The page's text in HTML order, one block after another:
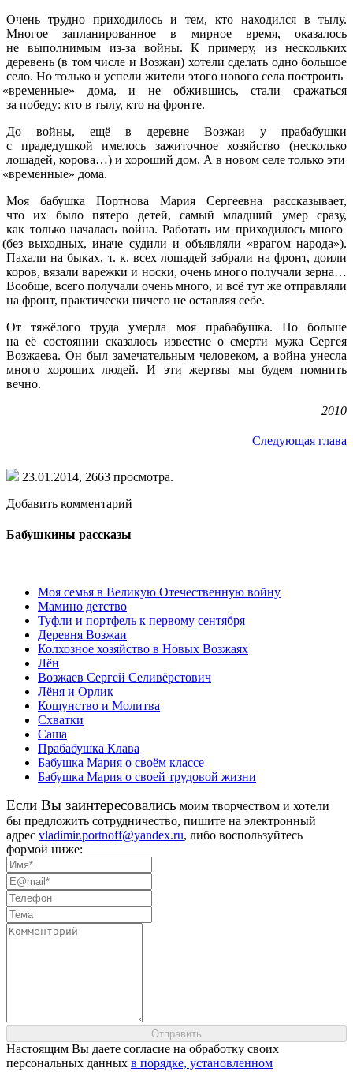
Очень трудно приходилось и тем, кто находился в тылу.
Многое запланированное в мирное время, оказалось
не выполнимым из-за войны. К примеру, из нескольких
деревень (в том числе и Возжаи) хотели сделать одно большое
село. Но только и успели жители этого нового села построить
«временные» дома, и не обжившись, стали сражаться
за победу: кто в тылу, кто на фронте.
До войны, ещё в деревне Возжаи у прабабушки
с прадедушкой имелось зажиточное хозяйство
(несколько
лошадей, корова…) и хороший дом. А в новом селе только эти
«временные» дома.
Моя бабушка Портнова Мария Сергеевна рассказывает,
что их было пятеро детей, самый младший умер сразу,
как только началась война. Работать им приходилось много
(без выходных, иначе судили и объявляли «врагомнарода»).
Пахали на быках, т. к. всех лошадей забрали на фронт, доили
коров, вязали варежки и носки, очень много получали зерна…
Вообще, всего получали очень много, и всё тут же отправляли
на фронт, практически ничего не оставляя себе.
От тяжёлого труда умерла моя прабабушка. Но больше
на её состоянии сказалось известие о смерти мужа Сергея
Возжаева. Он был замечательным человеком, а война унесла
много хороших людей. И эти жертвы мы будем помнить
вечно.
2010
Следующая глава
23.01.2014, 2663 просмотра.
Добавить комментарий
Бабушкины рассказы
Моя семья в Великую Отечественную войну
Мамино детство
Туфли и портфель к первому сентября
Деревня Возжаи
Колхозное хозяйство в Новых Возжаях
Лён
Возжаев Сергей Селивёрстович
Лёня и Орлик
Кощунство и Молитва
Схватки
Саша
Прабабушка Клава
Бабушка Мария о своём классе
Бабушка Мария о своей трудовой жизни
Eсли Вы заинтересовались моим творчеством и хотели
бы предложить сотрудничество, пишите на электронный
адрес vladimir.portnoff@yandex.ru, либо воспользуйтесь
формой ниже:
Настоящим Вы даете согласие на обработку своих
персональных данных в порядке, установленном